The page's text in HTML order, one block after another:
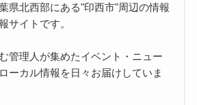
県北西部にある"印西市"周辺の情報
サイトです。
管理人が集めたイベント・ニュー
ーカル情報を日々お届けしていま